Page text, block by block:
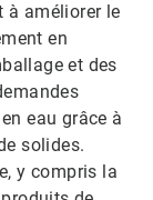
à améliorer le
en
et des
eau grâce à
solides.
y compris la